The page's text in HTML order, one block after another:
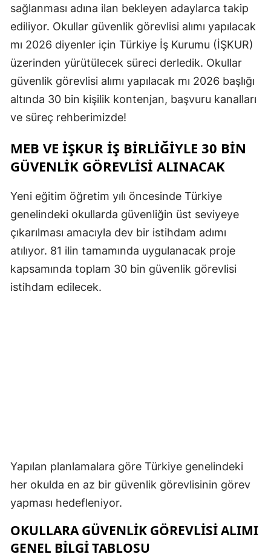
sağlanması adına ilan bekleyen adaylarca takip
ediliyor. Okullar güvenlik görevlisi alımı yapılacak
mı 2026 diyenler için Türkiye İş Kurumu (İŞKUR)
üzerinden yürütülecek süreci derledik. Okullar
güvenlik görevlisi alımı yapılacak mı 2026 başlığı
altında 30 bin kişilik kontenjan, başvuru kanalları
ve süreç rehberimizde!
MEB VE İŞKUR İŞ BIRLIĞIYLE 30 BIN
GÜVENLIK GÖREVLISI ALINACAK
Yeni eğitim öğretim yılı öncesinde Türkiye
genelindeki okullarda güvenliğin üst seviyeye
çıkarılması amacıyla dev bir istihdam adımı
atılıyor. 81 ilin tamamında uygulanacak proje
kapsamında toplam 30 bin güvenlik görevlisi
istihdam edilecek.
Yapılan planlamalara göre Türkiye genelindeki
her okulda en az bir güvenlik görevlisinin görev
yapması hedefleniyor.
OKULLARA GÜVENLIK GÖREVLISI ALIMI
GENEL BILGI TABLOSU